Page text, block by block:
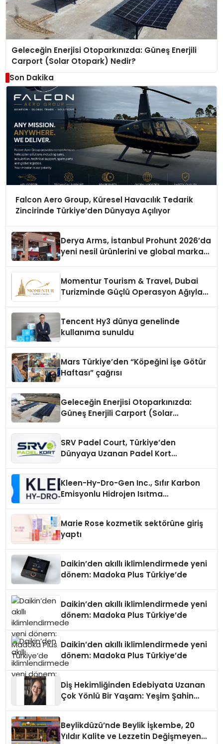
Geleceğin Enerjisi Otoparkınızda: Güneş Enerjili
Carport (Solar Otopark) Nedir?
Son Dakika
Falcon Aero Group, Küresel Havacılık Tedarik
Zincirinde Türkiye’den Dünyaya Açılıyor
Derya Arms, İstanbul Prohunt 2026’da
yeni nesil ürünlerini ve global marka
Momentur Tourism & Travel, Dubai
Turizminde Güçlü Operasyon Ağıyla
Tencent Hy3 dünya genelinde
kullanıma sunuldu
Mars Türkiye’den “Köpeğini İşe Götür
Haftası” çağrısı
Geleceğin Enerjisi Otoparkınızda:
Güneş Enerjili Carport (Solar
SRV Padel Court, Türkiye’den
Dünyaya Uzanan Padel Kort
Kleen-Hy-Dro-Gen Inc., Sıfır Karbon
Emisyonlu Hidrojen Isıtma
Marie Rose kozmetik sektörüne giriş
yaptı
Daikin’den akıllı iklimlendirmede yeni
dönem: Madoka Plus Türkiye’de
Daikin’den akıllı iklimlendirmede yeni
dönem: Madoka Plus Türkiye’de
Daikin’den akıllı iklimlendirmede yeni
dönem: Madoka Plus Türkiye’de
Diş Hekimliğinden Edebiyata Uzanan
Çok Yönlü Bir Yaşam: Yeşim Şahin
Beylikdüzü’nde Beylik İşkembe, 20
Yıldır Kalite ve Lezzetin Değişmeyen